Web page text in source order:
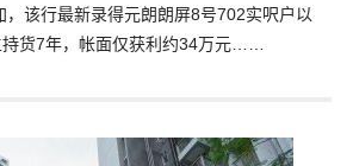
该行最新录得元朗朗屏8号702实呎户以
货7年，帐面仅获利约34万元……